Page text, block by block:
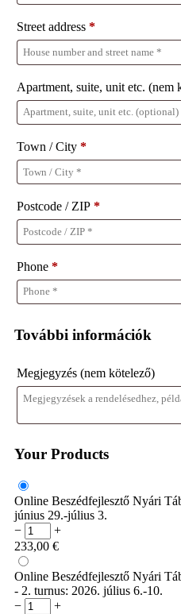
Street address *
Apartment, suite, unit etc. (nem
Town / City *
Postcode / ZIP *
Phone *
További információk
Megjegyzés (nem kötelező)
Your Products
Online Beszédfejlesztő Nyári
június 29.-július 3.
−
+
233,00 €
Online Beszédfejlesztő Nyári
- 2. turnus: 2026. július 6.-10.
−
+